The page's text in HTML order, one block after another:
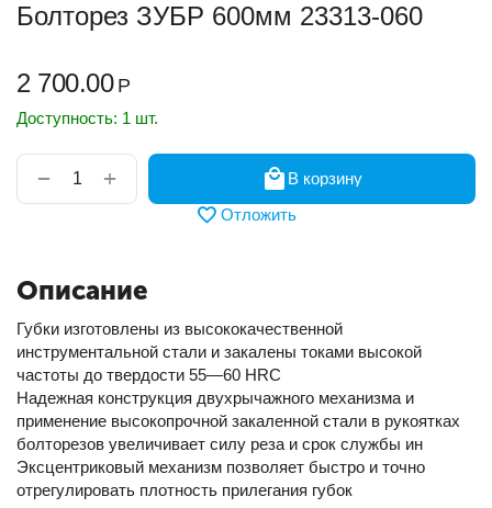
Болторез ЗУБР 600мм 23313-060
2 700.00 Р
Доступность: 1 шт.
+
−
В корзину
Отложить
Описание
Губки изготовлены из высококачественной
инструментальной стали и закалены токами высокой
частоты до твердости 55—60 HRC
Надежная конструкция двухрычажного механизма и
применение высокопрочной закаленной стали в рукоятках
болторезов увеличивает силу реза и срок службы ин
Эксцентриковый механизм позволяет быстро и точно
отрегулировать плотность прилегания губок